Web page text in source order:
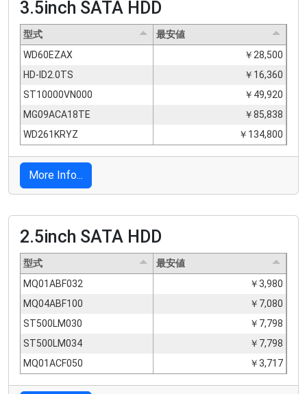
3.5inch SATA HDD
型式
最安値
WD60EZAX
￥28,500
HD-ID2.0TS
￥16,360
ST10000VN000
￥49,920
MG09ACA18TE
￥85,838
WD261KRYZ
￥134,800
More Info...
2.5inch SATA HDD
型式
最安値
MQ01ABF032
￥3,980
MQ04ABF100
￥7,080
ST500LM030
￥7,798
ST500LM034
￥7,798
MQ01ACF050
￥3,717